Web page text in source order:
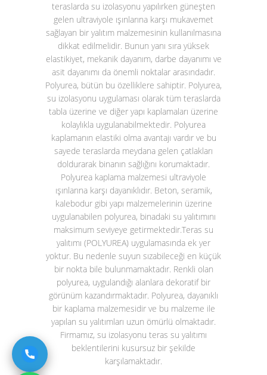
teraslarda su izolasyonu yapılırken güneşten
gelen ultraviyole ışınlarına karşı mukavemet
sağlayan bir yalıtım malzemesinin kullanılmasına
dikkat edilmelidir. Bunun yanı sıra yüksek
elastikiyet, mekanik dayanım, darbe dayanımı ve
asit dayanımı da önemli noktalar arasındadır.
Polyurea, bütün bu özelliklere sahiptir. Polyurea,
su izolasyonu uygulaması olarak tüm teraslarda
tabla üzerine ve diğer yapı kaplamaları üzerine
kolaylıkla uygulanabilmektedir. Polyurea
kaplamanın elastiki olma avantajı vardır ve bu
sayede teraslarda meydana gelen çatlakları
doldurarak binanın sağlığını korumaktadır.
Polyurea kaplama malzemesi ultraviyole
ışınlarına karşı dayanıklıdır. Beton, seramik,
kalebodur gibi yapı malzemelerinin üzerine
uygulanabilen polyurea, binadaki su yalıtımını
maksimum seviyeye getirmektedir.Teras su
yalıtımı (POLYUREA) uygulamasında ek yer
yoktur. Bu nedenle suyun sızabileceği en küçük
bir nokta bile bulunmamaktadır. Renkli olan
polyurea, uygulandığı alanlara dekoratif bir
görünüm kazandırmaktadır. Polyurea, dayanıklı
bir kaplama malzemesidir ve bu malzeme ile
yapılan su yalıtımları uzun ömürlü olmaktadır.
Firmamız, su izolasyonu teras su yalıtımı
beklentilerini kusursuz bir şekilde
karşılamaktadır.